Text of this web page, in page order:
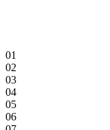
01
02
03
04
05
06